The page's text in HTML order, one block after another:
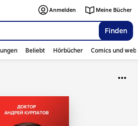
Finden
Anmelden Meine Bücher
Beliebt Hörbücher Comics und